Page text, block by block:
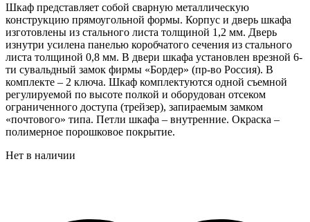
Шкаф представляет собой сварную металлическую
конструкцию прямоугольной формы. Корпус и дверь шкафа
изготовлены из стального листа толщиной 1,2 мм. Дверь
изнутри усилена панелью коробчатого сечения из стального
листа толщиной 0,8 мм. В двери шкафа установлен врезной 6-
ти сувальдный замок фирмы «Бордер» (пр-во Россия). В
комплекте – 2 ключа. Шкаф комплектуются одной съемной
регулируемой по высоте полкой и оборудован отсеком
ограниченного доступа (трейзер), запираемым замком
«почтового» типа. Петли шкафа – внутренние. Окраска –
полимерное порошковое покрытие.
Нет в наличии